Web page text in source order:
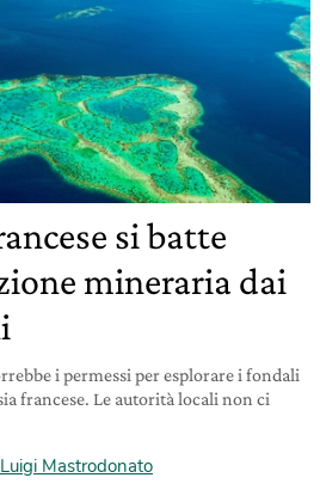
si batte
mineraria dai
i permessi per esplorare i fondali
francese. Le autorità locali non ci
Luigi Mastrodonato